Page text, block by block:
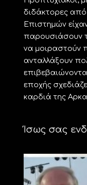
διδάκτορες
Επιστημών
παρουσιάσουν
να μοιραστούν
ανταλλάξουν
εποχής
καρδιά της
Ίσως σας